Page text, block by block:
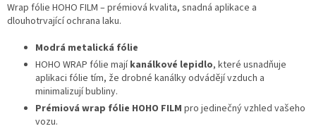
Wrap fólie HOHO FILM – prémiová kvalita, snadná aplikace a
dlouhotrvající ochrana laku.
Modrá metalická fólie
HOHO WRAP fólie majíkanálkové lepidlo, které usnadňuje
aplikaci fólie tím, že drobné kanálky odvádějí vzduch a
minimalizují bubliny.
Prémiová wrap fólie HOHO FILM pro jedinečný vzhled vašeho
vozu.